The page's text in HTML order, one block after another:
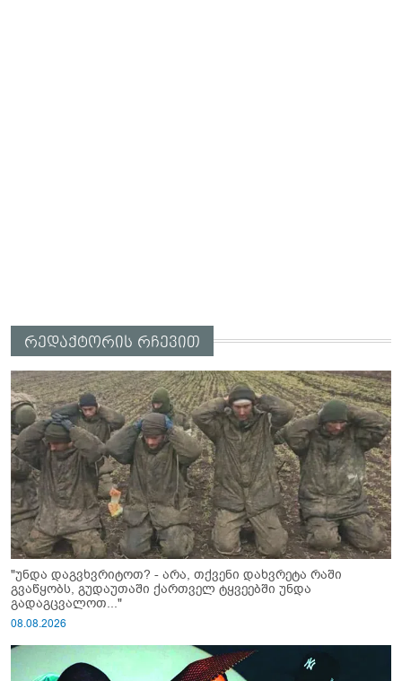
რედაქტორის რჩევით
"უნდა დაგვხვრიტოთ? - არა, თქვენი დახვრეტა რაში
გვაწყობს, გუდაუთაში ქართველ ტყვეებში უნდა
გადაგცვალოთ..."
08.08.2026